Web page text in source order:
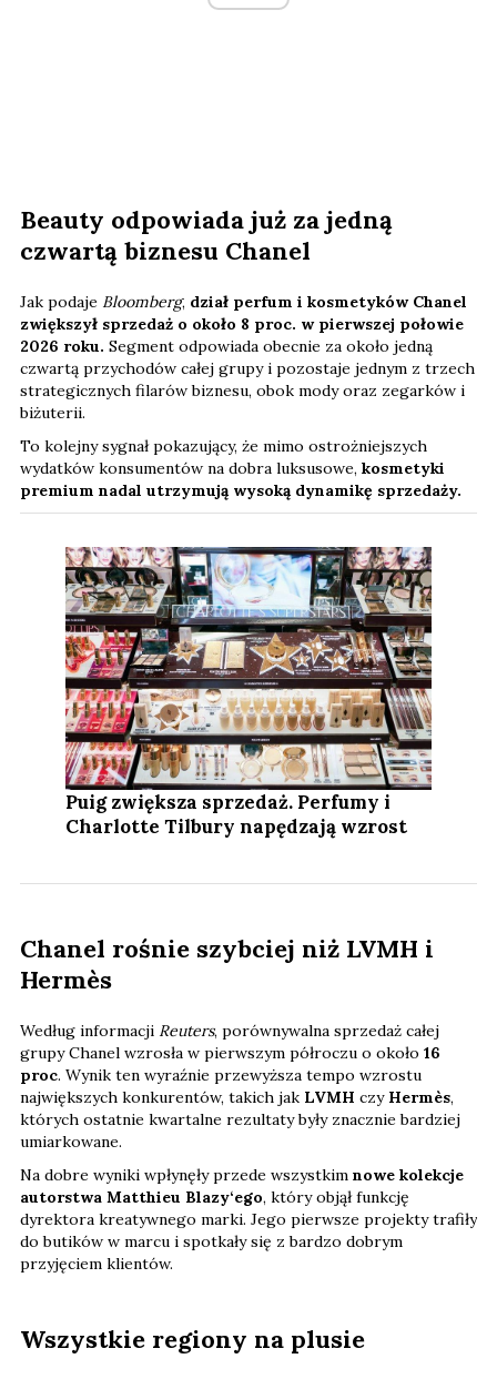
Beauty odpowiada już za jedną
czwartą biznesu Chanel
Jak podaje Bloomberg, dział perfum i kosmetyków Chanel
zwiększył sprzedaż o około 8 proc. w pierwszej połowie
2026 roku. Segment odpowiada obecnie za około jedną
czwartą przychodów całej grupy i pozostaje jednym z trzech
strategicznych filarów biznesu, obok mody oraz zegarków i
biżuterii.
To kolejny sygnał pokazujący, że mimo ostrożniejszych
wydatków konsumentów na dobra luksusowe, kosmetyki
premium nadal utrzymują wysoką dynamikę sprzedaży.
Puig zwiększa sprzedaż. Perfumy i
Charlotte Tilbury napędzają wzrost
Chanel rośnie szybciej niż LVMH i
Hermès
Według informacji Reuters, porównywalna sprzedaż całej
grupy Chanel wzrosła w pierwszym półroczu o około 16
proc. Wynik ten wyraźnie przewyższa tempo wzrostu
największych konkurentów, takich jak LVMH czy Hermès,
których ostatnie kwartalne rezultaty były znacznie bardziej
umiarkowane.
Na dobre wyniki wpłynęły przede wszystkim nowe kolekcje
autorstwa Matthieu Blazy‘ego, który objął funkcję
dyrektora kreatywnego marki. Jego pierwsze projekty trafiły
do butików w marcu i spotkały się z bardzo dobrym
przyjęciem klientów.
Wszystkie regiony na plusie